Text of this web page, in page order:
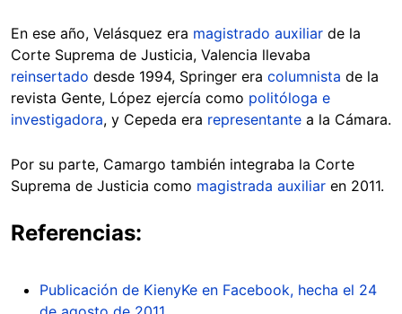
En ese año, Velásquez era magistrado auxiliar de la
Corte Suprema de Justicia, Valencia llevaba
reinsertado desde 1994, Springer era columnista de la
revista Gente, López ejercía como politóloga e
investigadora, y Cepeda era representante a la Cámara.
Por su parte, Camargo también integraba la Corte
Suprema de Justicia como magistrada auxiliar en 2011.
Referencias:
Publicación de KienyKe en Facebook, hecha el 24